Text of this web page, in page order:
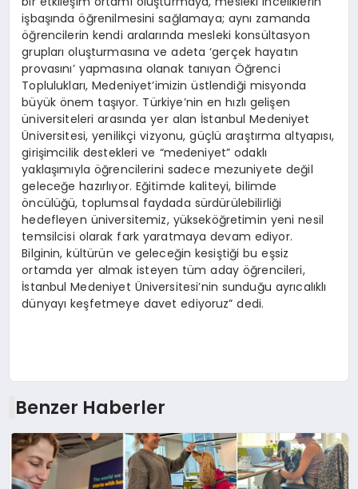
işbaşında öğrenilmesini sağlamaya; aynı zamanda
öğrencilerin kendi aralarında mesleki konsültasyon
grupları oluşturmasına ve adeta ‘gerçek hayatın
provasını’ yapmasına olanak tanıyan Öğrenci
Toplulukları, Medeniyet’imizin üstlendiği misyonda
büyük önem taşıyor. Türkiye’nin en hızlı gelişen
üniversiteleri arasında yer alan İstanbul Medeniyet
Üniversitesi, yenilikçi vizyonu, güçlü araştırma altyapısı,
girişimcilik destekleri ve “medeniyet” odaklı
yaklaşımıyla öğrencilerini sadece mezuniyete değil
geleceğe hazırlıyor. Eğitimde kaliteyi, bilimde
öncülüğü, toplumsal faydada sürdürülebilirliği
hedefleyen üniversitemiz, yükseköğretimin yeni nesil
temsilcisi olarak fark yaratmaya devam ediyor.
Bilginin, kültürün ve geleceğin kesiştiği bu eşsiz
ortamda yer almak isteyen tüm aday öğrencileri,
İstanbul Medeniyet Üniversitesi’nin sunduğu ayrıcalıklı
dünyayı keşfetmeye davet ediyoruz” dedi.
Benzer Haberler